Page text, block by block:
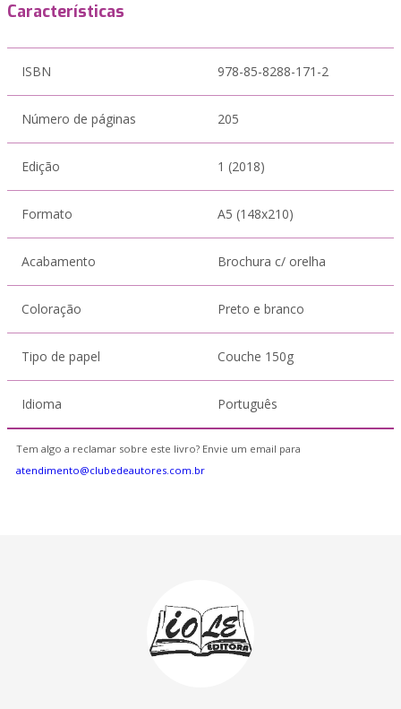
Características
ISBN 978-85-8288-171-2
Número de páginas 205
Edição 1 (2018)
Formato A5 (148x210)
Acabamento Brochura c/ orelha
Coloração Preto e branco
Tipo de papel Couche 150g
Idioma Português
Tem algo a reclamar sobre este livro? Envie um email para
atendimento@clubedeautores.com.br